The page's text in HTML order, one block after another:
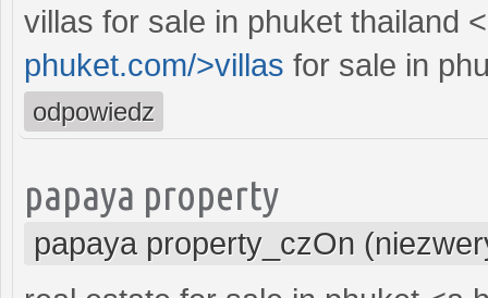
villas for sale in phuket thailand
phuket.com/>villas for sale in
odpowiedz
papaya property
papaya property_czOn